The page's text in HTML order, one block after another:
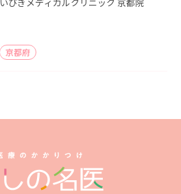
京都府